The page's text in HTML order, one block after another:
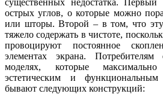
существенных недостатка. Первый
острых углов, о которые можно
или шторы. Второй – в том, что
тяжело содержать в чистоте,
провоцируют постоянное
элементах экрана. Потребителям
моделях, которые
эстетическим и
бывают следующих конструкций: